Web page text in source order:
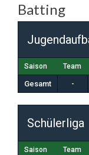
Batting
Saison Team
Gesamt -
Schülerliga
Saison Team